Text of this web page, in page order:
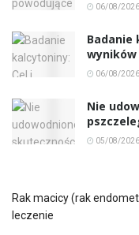
06/08/2026
Badanie
wyników
06/08/2026
Nie
05/08/2026
Rak macicy (rak
leczenie